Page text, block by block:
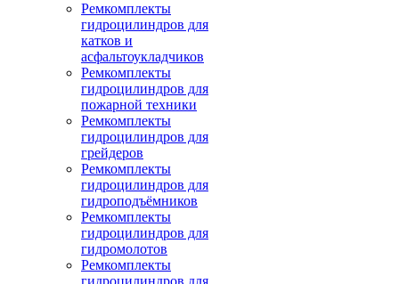
Ремкомплекты
гидроцилиндров для
катков и
асфальтоукладчиков
Ремкомплекты
гидроцилиндров для
пожарной техники
Ремкомплекты
гидроцилиндров для
грейдеров
Ремкомплекты
гидроцилиндров для
гидроподъёмников
Ремкомплекты
гидроцилиндров для
гидромолотов
Ремкомплекты
гидроцилиндров для